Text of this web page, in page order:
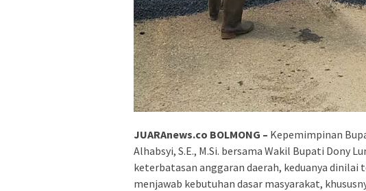
JUARAnews.co BOLMONG – Kepemimpinan
Alhabsyi, S.E., M.Si. bersama Wakil Bupati Dony
keterbatasan anggaran daerah, keduanya
menjawab kebutuhan dasar masyarakat,